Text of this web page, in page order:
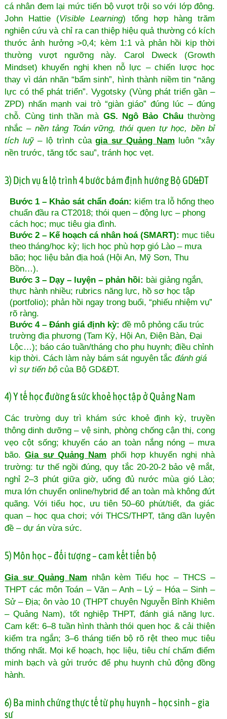
cá nhân đem lại mức tiến bộ vượt trội so với lớp đông.
John Hattie (Visible Learning) tổng hợp hàng trăm
nghiên cứu và chỉ ra can thiệp hiệu quả thường có kích
thước ảnh hưởng >0,4; kèm 1:1 và phản hồi kịp thời
thường vượt ngưỡng này. Carol Dweck (Growth
Mindset) khuyến nghị khen nỗ lực – chiến lược học
thay vì dán nhãn “bẩm sinh”, hình thành niềm tin “năng
lực có thể phát triển”. Vygotsky (Vùng phát triển gần –
ZPD) nhấn mạnh vai trò “giàn giáo” đúng lúc – đúng
chỗ. Cùng tinh thần mà GS. Ngô Bảo Châuthường
nhắc – nền tảng Toán vững, thói quen tự học, bền bỉ
tích luỹ– lộ trình củagia sư Quảng Nam luôn “xây
nền trước, tăng tốc sau”, tránh học vẹt.
3) Dịch vụ & lộ trình 4 bước bám định hướng Bộ GD&ĐT
Bước 1 – Khảo sát chẩn đoán: kiểm tra lỗ hổng theo
chuẩn đầu ra CT2018; thói quen – động lực – phong
cách học; mục tiêu gia đình.
Bước 2 – Kế hoạch cá nhân hoá (SMART): mục tiêu
theo tháng/học kỳ; lịch học phù hợp gió Lào – mưa
bão; học liệu bản địa hoá (Hội An, Mỹ Sơn, Thu
Bồn…).
Bước 3 – Dạy – luyện – phản hồi: bài giảng ngắn,
thực hành nhiều; rubrics năng lực, hồ sơ học tập
(portfolio); phản hồi ngay trong buổi, “phiếu nhiệm vụ”
rõ ràng.
Bước 4 – Đánh giá định kỳ: đề mô phỏng cấu trúc
trường địa phương (Tam Kỳ, Hội An, Điện Bàn, Đại
Lộc…); báo cáo tuần/tháng cho phụ huynh; điều chỉnh
kịp thời. Cách làm này bám sát nguyên tắc đánh giá
vì sự tiến bộcủa Bộ GD&ĐT.
4) Y tế học đường & sức khoẻ học tập ở Quảng Nam
Các trường duy trì khám sức khoẻ định kỳ, truyền
thông dinh dưỡng – vệ sinh, phòng chống cận thị, cong
vẹo cột sống; khuyến cáo an toàn nắng nóng – mưa
bão.Gia sư Quảng Nam phối hợp khuyến nghị nhà
trường: tư thế ngồi đúng, quy tắc 20-20-2 bảo vệ mắt,
nghỉ 2–3 phút giữa giờ, uống đủ nước mùa gió Lào;
mưa lớn chuyển online/hybrid để an toàn mà không đứt
quãng. Với tiểu học, ưu tiên 50–60 phút/tiết, đa giác
quan – học qua chơi; với THCS/THPT, tăng dần luyện
đề – dự án vừa sức.
5) Môn học – đối tượng – cam kết tiến bộ
Gia sư Quảng Nam nhận kèm Tiểu học – THCS –
THPT các môn Toán – Văn – Anh – Lý – Hóa – Sinh –
Sử – Địa; ôn vào 10 (THPT chuyên Nguyễn Bỉnh Khiêm
– Quảng Nam), tốt nghiệp THPT, đánh giá năng lực.
Cam kết: 6–8 tuần hình thành thói quen học & cải thiện
kiểm tra ngắn; 3–6 tháng tiến bộ rõ rệt theo mục tiêu
thống nhất. Mọi kế hoạch, học liệu, tiêu chí chấm điểm
minh bạch và gửi trước để phụ huynh chủ động đồng
hành.
6) Ba minh chứng thực tế từ phụ huynh – học sinh – gia
sư